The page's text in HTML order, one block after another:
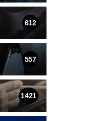
612
557
1421